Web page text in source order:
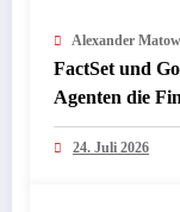
Alexander Matow
FactSet und
Agenten die
24. Juli 2026